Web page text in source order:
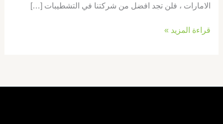
الامارات ، فلن تجد افضل من شركتنا في التشطيبات […]
قراءة المزيد »